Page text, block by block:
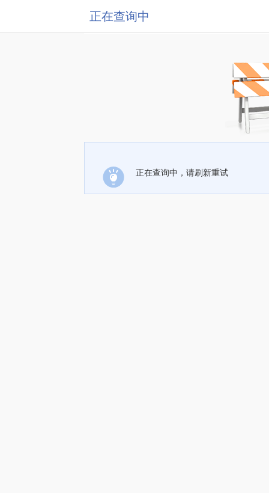
正在查询中
正在查询中，请刷新重试